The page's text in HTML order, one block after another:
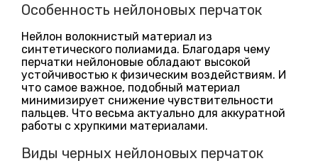
Особенность нейлоновых перчаток
Нейлон волокнистый материал из
синтетического полиамида. Благодаря чему
перчатки нейлоновые обладают высокой
устойчивостью к физическим воздействиям. И
что самое важное, подобный материал
минимизирует снижение чувствительности
пальцев. Что весьма актуально для аккуратной
работы с хрупкими материалами.
Виды черных нейлоновых перчаток